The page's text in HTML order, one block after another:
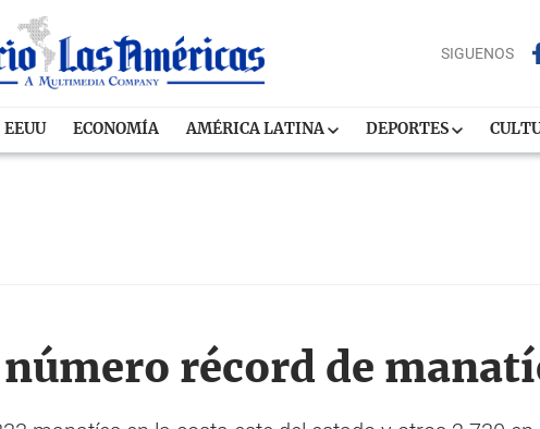
SIGUENOS
EEUU ECONOMÍA AMÉRICA LATINA DEPORTES
récord de